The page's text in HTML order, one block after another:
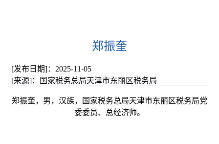
郑振奎
[发布日期]：2025-11-05
[来源]：国家税务总局天津市东丽区税务局
郑振奎，男，汉族，国家税务总局天津市东丽区税务局党
委委员、总经济师。